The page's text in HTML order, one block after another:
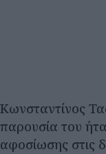
Κωνσταντίνος
παρουσία του
αφοσίωσης στις